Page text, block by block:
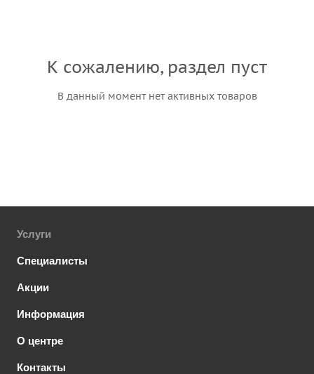
К сожалению, раздел пуст
В данный момент нет активных товаров
Услуги
Специалисты
Акции
Информация
О центре
Контакты